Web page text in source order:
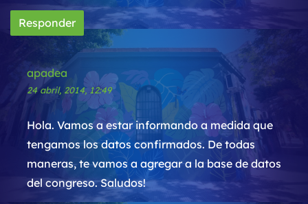
Responder
apadea
24 abril, 2014, 12:49
Hola. Vamos a estar informando a medida que
tengamos los datos confirmados. De todas
maneras, te vamos a agregar a la base de datos
del congreso. Saludos!